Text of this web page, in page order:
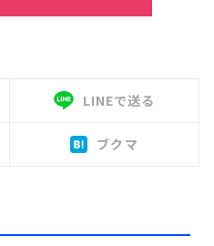
LINEで送る
ブクマ